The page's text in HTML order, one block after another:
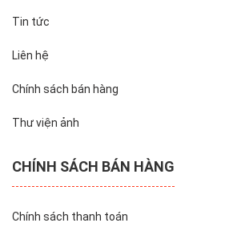
Tin tức
Liên hệ
Chính sách bán hàng
Thư viện ảnh
CHÍNH SÁCH BÁN HÀNG
Chính sách thanh toán